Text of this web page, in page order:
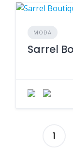
MODA
Sarrel
1